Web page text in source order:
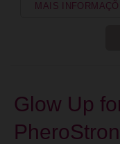
MAIS
Glow Up